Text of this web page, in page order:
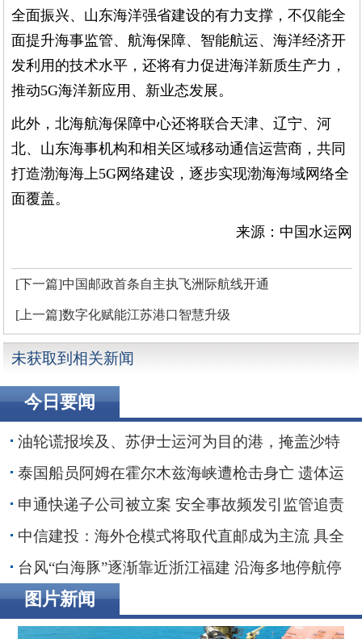
全面振兴、山东海洋强省建设的有力支撑，不仅能全
面提升海事监管、航海保障、智能航运、海洋经济开
发利用的技术水平，还将有力促进海洋新质生产力，
推动5G海洋新应用、新业态发展。
此外，北海航海保障中心还将联合天津、辽宁、河
北、山东海事机构和相关区域移动通信运营商，共同
打造渤海海上5G网络建设，逐步实现渤海海域网络全
面覆盖。
来源：中国水运网
[下一篇]中国邮政首条自主执飞洲际航线开通
[上一篇]数字化赋能江苏港口智慧升级
未获取到相关新闻
今日要闻
油轮谎报埃及、苏伊士运河为目的港，掩盖沙特
红海装货行动
泰国船员阿姆在霍尔木兹海峡遭枪击身亡 遗体运
抵家乡
申通快递子公司被立案 安全事故频发引监管追责
30亿融资搁浅数智化转型承压
中信建投：海外仓模式将取代直邮成为主流 具全
链条能力端到端整合者将最终胜出
台风“白海豚”逐渐靠近浙江福建 沿海多地停航停
工应对防范
图片新闻